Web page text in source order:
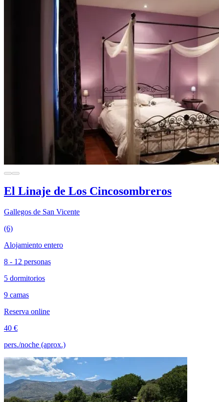
El Linaje de Los Cincosombreros
Gallegos de San Vicente
(6)
Alojamiento entero
8 - 12 personas
5 dormitorios
9 camas
Reserva online
40 €
pers./noche (aprox.)